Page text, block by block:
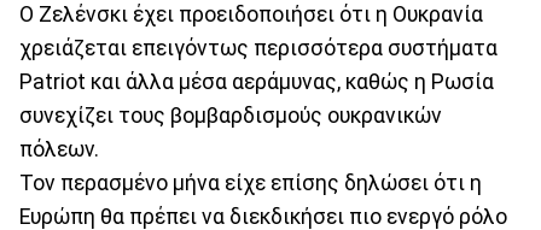
Ο Ζελένσκι έχει προειδοποιήσει ότι η Ουκρανία
χρειάζεται επειγόντως περισσότερα συστήματα
Patriot και άλλα μέσα αεράμυνας, καθώς η Ρωσία
συνεχίζει τους βομβαρδισμούς ουκρανικών
πόλεων.
Τον περασμένο μήνα είχε επίσης δηλώσει ότι η
Ευρώπη θα πρέπει να διεκδικήσει πιο ενεργό ρόλο